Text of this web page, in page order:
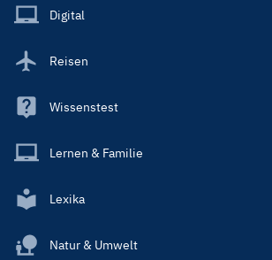
Main
Digital
Reisen
Wissenstest
Lernen & Familie
Lexika
Natur & Umwelt